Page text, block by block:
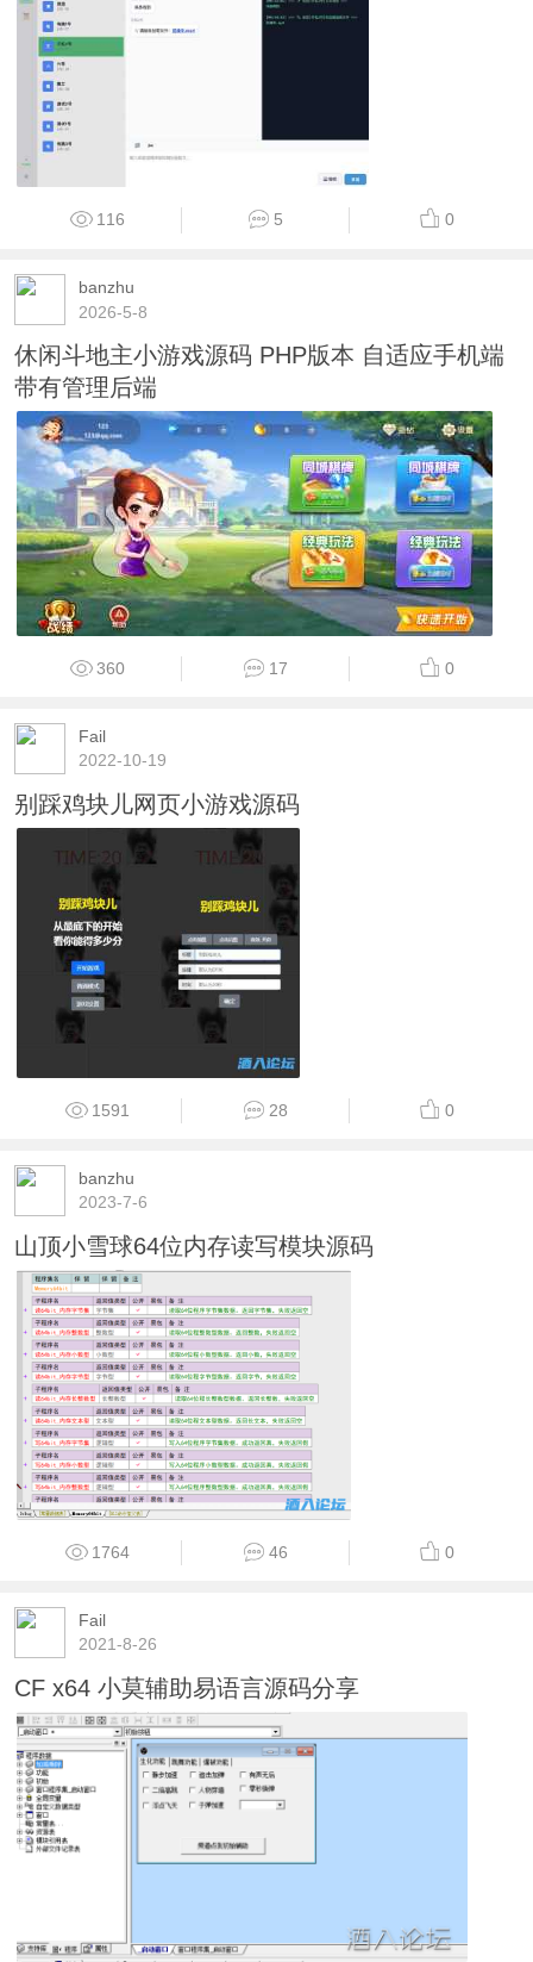
116 5 0
banzhu
2026-5-8
休闲斗地主小游戏源码 PHP版本 自适应手机端
带有管理后端
360 17 0
Fail
2022-10-19
别踩鸡块儿网页小游戏源码
1591 28 0
banzhu
2023-7-6
山顶小雪球64位内存读写模块源码
1764 46 0
Fail
2021-8-26
CF x64 小莫辅助易语言源码分享